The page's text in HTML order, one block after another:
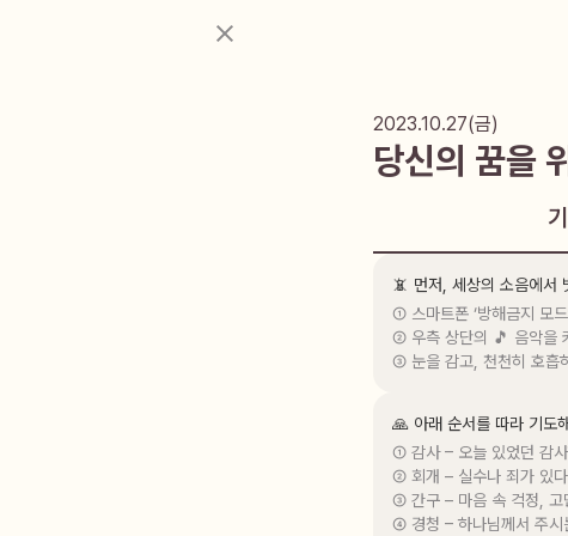
2023.10.27(금)
당신의 꿈을
📵 먼저, 세상의 소음에서
① 스마트폰 ‘방해금지 모
② 우측 상단의 🎵 음악을
③ 눈을 감고, 천천히 호흡
🙏 아래 순서를 따라 기도
① 감사 – 오늘 있었던 감
② 회개 – 실수나 죄가 있
③ 간구 – 마음 속 걱정, 고
④ 경청 – 하나님께서 주시